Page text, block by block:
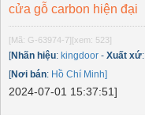
cửa gỗ carbon hiện đại
[Mã: G-63974-7] [xem: 523]
[Nhãn hiệu: kingdoor - Xuất xứ:
[Nơi bán: Hồ Chí Minh]
2024-07-01 15:37:51]